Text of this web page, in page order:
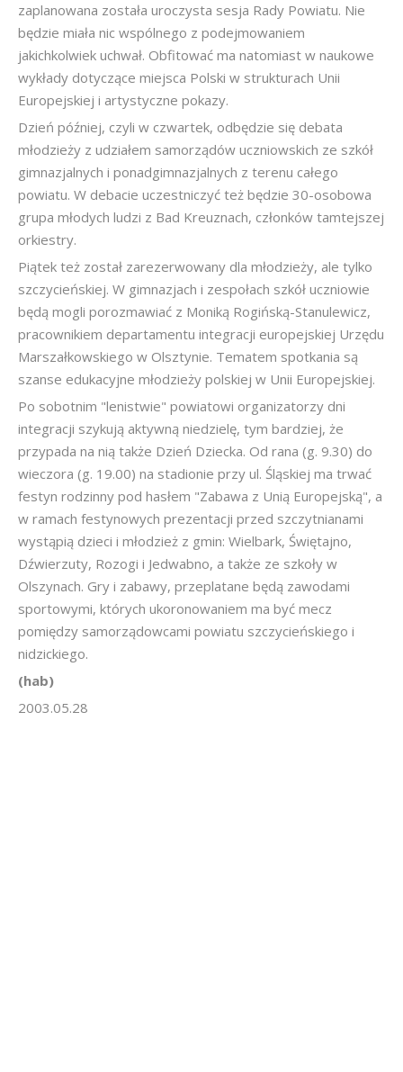
zaplanowana została uroczysta sesja Rady Powiatu. Nie
będzie miała nic wspólnego z podejmowaniem
jakichkolwiek uchwał. Obfitować ma natomiast w naukowe
wykłady dotyczące miejsca Polski w strukturach Unii
Europejskiej i artystyczne pokazy.
Dzień później, czyli w czwartek, odbędzie się debata
młodzieży z udziałem samorządów uczniowskich ze szkół
gimnazjalnych i ponadgimnazjalnych z terenu całego
powiatu. W debacie uczestniczyć też będzie 30-osobowa
grupa młodych ludzi z Bad Kreuznach, członków tamtejszej
orkiestry.
Piątek też został zarezerwowany dla młodzieży, ale tylko
szczycieńskiej. W gimnazjach i zespołach szkół uczniowie
będą mogli porozmawiać z Moniką Rogińską-Stanulewicz,
pracownikiem departamentu integracji europejskiej Urzędu
Marszałkowskiego w Olsztynie. Tematem spotkania są
szanse edukacyjne młodzieży polskiej w Unii Europejskiej.
Po sobotnim "lenistwie" powiatowi organizatorzy dni
integracji szykują aktywną niedzielę, tym bardziej, że
przypada na nią także Dzień Dziecka. Od rana (g. 9.30) do
wieczora (g. 19.00) na stadionie przy ul. Śląskiej ma trwać
festyn rodzinny pod hasłem "Zabawa z Unią Europejską", a
w ramach festynowych prezentacji przed szczytnianami
wystąpią dzieci i młodzież z gmin: Wielbark, Świętajno,
Dźwierzuty, Rozogi i Jedwabno, a także ze szkoły w
Olszynach. Gry i zabawy, przeplatane będą zawodami
sportowymi, których ukoronowaniem ma być mecz
pomiędzy samorządowcami powiatu szczycieńskiego i
nidzickiego.
(hab)
2003.05.28